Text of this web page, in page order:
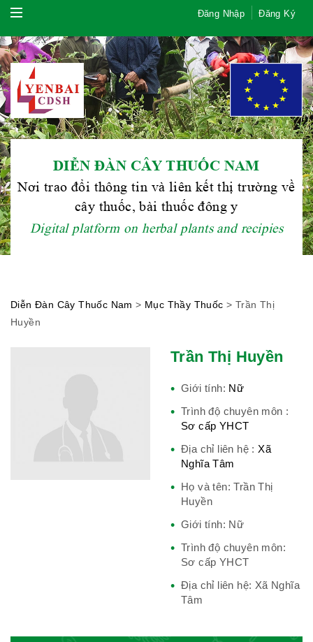
Đăng Nhập Đăng Ký
DIỄN ĐÀN CÂY THUỐC NAM
Nơi trao đổi thông tin và liên kết thị trường về
cây thuốc, bài thuốc đông y
Digital platform on herbal plants and recipies
Diễn Đàn Cây Thuốc Nam > Mục Thầy Thuốc > Trần Thị
Huyền
Trần Thị Huyền
Giới tính: Nữ
Trình độ chuyên môn :
Sơ cấp YHCT
Địa chỉ liên hệ :Xã
Nghĩa Tâm
Họ và tên: Trần Thị
Huyền
Giới tính: Nữ
Trình độ chuyên môn:
Sơ cấp YHCT
Địa chỉ liên hệ: Xã Nghĩa
Tâm
Hội Đông Y TP. Hà Nội
Hiệp hội bệnh viện tư nhân Việt
Cục quản lý y dược cổ truyền -